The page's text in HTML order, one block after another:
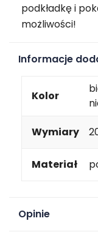
podkładkę i
możliwości!
Informacje
Kolor
Wymiary
Materiał
Opinie